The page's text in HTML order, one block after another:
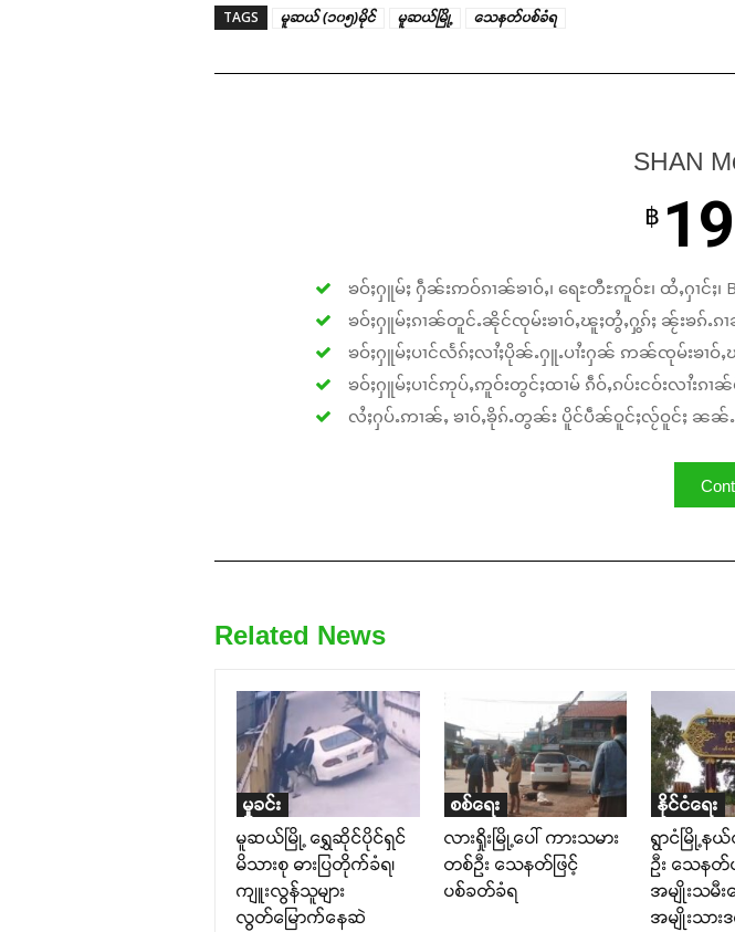
TAGS မူဆယ် (၁၀၅)မိုင် မူဆယ်မြို့ သေနတ်ပစ်ခံရ
SHAN
฿ 19
ၶဝ်ႈႁူမ်ႈ ႁဵၼ်းဢဝ်ၵၢၼ်ၶၢဝ်ႇ၊ ရေႊတီႊဢူဝ်ႊ၊ ထႆႇႁၢင်
ၶဝ်ႈႁူမ်ႈၵၢၼ်တူင်ႉၼိုင်ၸုမ်းၶၢဝ်ႇၽူႈတွႆႇႁွၵ်ႈ ၼႂ်းၶၵ်ႉၵ
ၶဝ်ႈႁူမ်ႈပၢင်လႅၵ်ႈလၢႆႈပိုၼ်ႉႁူႉပၢႆးႁၼ် ဢၼ်ၸုမ်းၶၢဝ်
ၶဝ်ႈႁူမ်ႈပၢင်ဢုပ်ႇဢူဝ်းတွင်ႈထၢမ် ၵဵဝ်ႇၵပ်းငဝ်းလၢႆးၵၢၼ်
လႆႈႁပ်ႉဢၢၼ်ႇ ၶၢဝ်ႇၶိုၵ်ႉတွၼ်း ပိူင်ပဵၼ်ဝူင်ႈလႂ်ဝူင်ႈ ၼၼ်ႉ
Related News
မှုခင်း
မူဆယ်မြို့ ရွှေဆိုင်ပိုင်ရှင်
မိသားစု ဓားပြတိုက်ခံရ၊
ကျူးလွန်သူများ
လွတ်မြောက်နေဆဲ
စစ်ရေး
လားရှိုးမြို့ပေါ် ကားသမား
တစ်ဉီး သေနတ်ဖြင့်
ပစ်ခတ်ခံရ
နိုင်ငံရေး
ရွာငံမြို့န
ဉီး သေနတ်ပ
အမျိုးသမီး
အမျိုးသား